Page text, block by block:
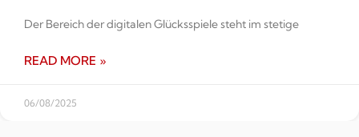
Der Bereich der digitalen Glücksspiele steht im stetige
READ MORE »
06/08/2025